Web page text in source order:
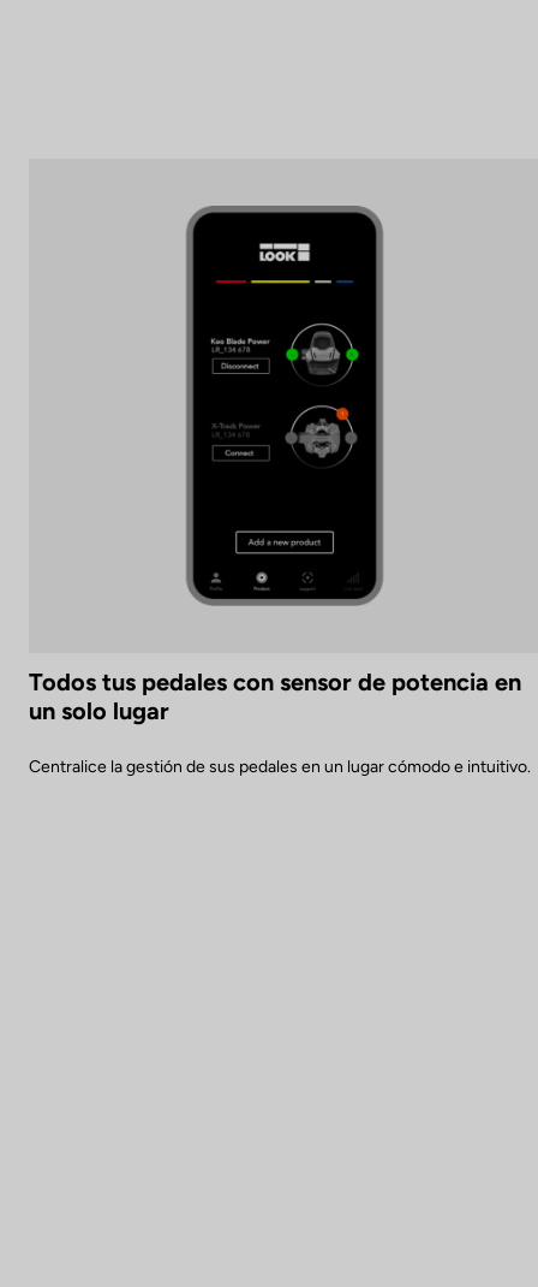
Todos tus pedales con sensor de potencia en
un solo lugar
Centralice la gestión de sus pedales en un lugar cómodo e intuitivo.